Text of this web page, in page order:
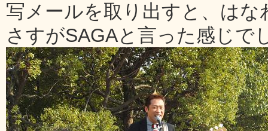
写メールを取り出すと、は
さすがSAGAと言った感じで